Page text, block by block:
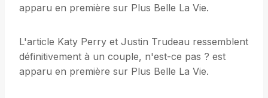
apparu en première sur Plus Belle La Vie.
L'article Katy Perry et Justin Trudeau ressemblent
définitivement à un couple, n'est-ce pas ? est
apparu en première sur Plus Belle La Vie.